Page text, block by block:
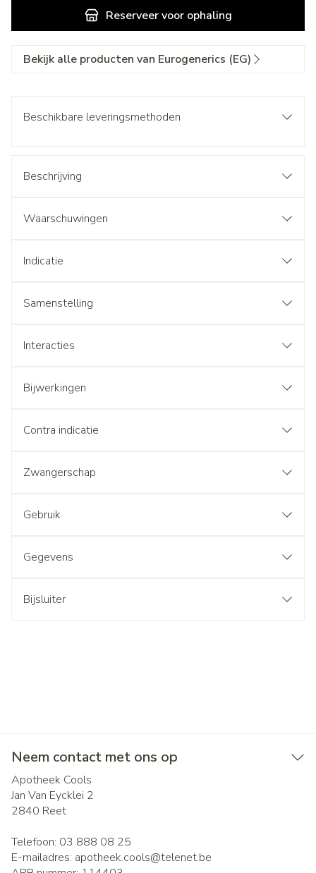
Reserveervoor ophaling
Bekijk alle producten van Eurogenerics (EG)
Beschikbare leveringsmethoden
Beschrijving
Waarschuwingen
Indicatie
Samenstelling
Interacties
Bijwerkingen
Contra indicatie
Zwangerschap
Gebruik
Gegevens
Bijsluiter
Neem contact met ons op
Apotheek Cools
Jan Van Eycklei 2
2840 Reet
Telefoon: 03 888 08 25
E-mailadres: apotheek.cools@telenet.be